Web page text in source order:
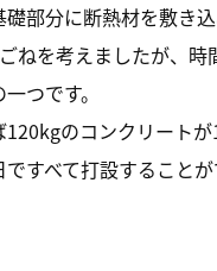
部分に断熱材を敷き
ねを考えましたが、
つです。
120kgのコンクリート
すべて打設すること